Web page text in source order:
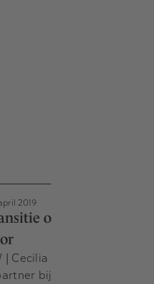
2019
ook boost voor
| Cecilia van der Weijden,
bij CMS, deed de